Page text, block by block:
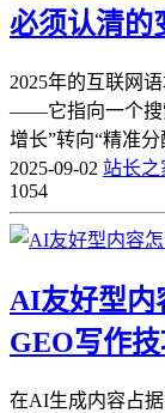
必须认清的
2025年的互联网
——它指向一个搜
增长”转向“精准
2025-09-02 站长之
1054
AI友好型内
GEO写作
在AI生成内容占